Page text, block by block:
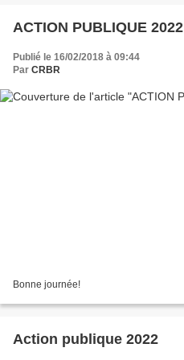
ACTION PUBLIQUE 2022
Publié le 16/02/2018 à 09:44
Par CRBR
Bonne journée!
Action publique 2022